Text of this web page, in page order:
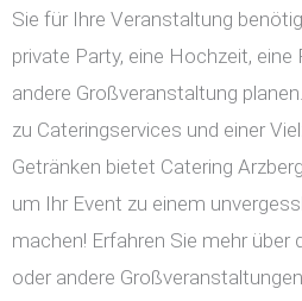
Sie für Ihre Veranstaltung
private Party, eine Hochzeit, eine
andere Großveranstaltung
zu Cateringservices und einer
Getränken bietet Catering
um Ihr Event zu einem
machen! Erfahren Sie mehr über
oder andere